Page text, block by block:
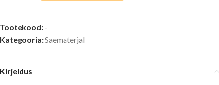
Tootekood: -
Kategooria:Saematerjal
Kirjeldus